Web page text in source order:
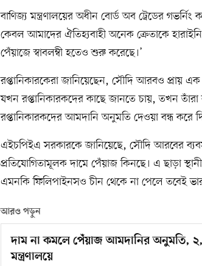
বাণিজ্য মন্ত্রণালয়ের অধীন বোর্ড অব ট্রেডের
কেবল আমাদের ঐতিহ্যবাহী অনেক ক্রেতাকে
পেঁয়াজে স্বাবলম্বী হতেও শুরু করেছে।’
রপ্তানিকারকেরা জানিয়েছেন, সৌদি আরবও প্রায়
যখন রপ্তানিকারকদের কাছে জানতে চায়, তখন
রপ্তানিকারকদের আমদানি অনুমতি দেওয়া বন্ধ করে
এইচপিইএ সরকারকে জানিয়েছে, সৌদি আরবের
প্রতিযোগিতামূলক দামে পেঁয়াজ কিনছে। এ ছাড়া
এমনকি ফিলিপাইনসও চীন থেকে না পেলে তবেই
আরও পড়ুন
দাম না কমলে পেঁয়াজ আমদানির অনুমতি,
মন্ত্রণালয়ে